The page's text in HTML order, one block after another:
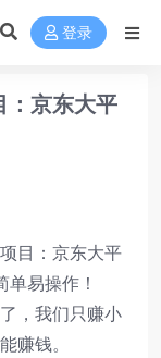
登录
：京东大平
目：京东大平
易操作！
，我们只赚小
赚钱。